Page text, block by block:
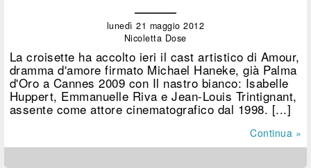
lunedì 21 maggio 2012
Nicoletta Dose
La croisette ha accolto ieri il cast artistico di Amour,
dramma d'amore firmato Michael Haneke, già Palma
d'Oro a Cannes 2009 con Il nastro bianco: Isabelle
Huppert, Emmanuelle Riva e Jean-Louis Trintignant,
assente come attore cinematografico dal 1998. [...]
Continua »